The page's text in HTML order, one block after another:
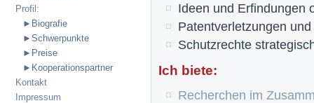
Profil:
►Biografie
►Schwerpunkte
►Preise
►Kooperationspartner
Kontakt
Impressum
Ideen und Erfindungen
Patentverletzungen
Schutzrechte
Ich biete:
Recherchen im